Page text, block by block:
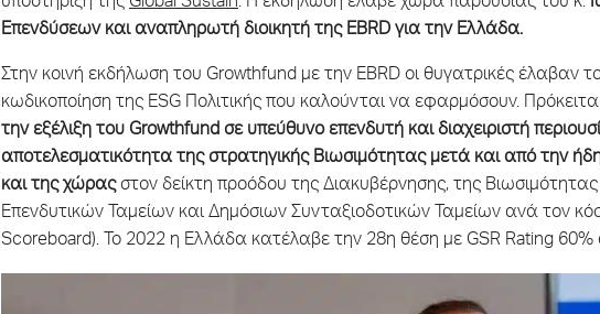
Επενδύσεων και αναπληρωτή διοικητή της EBRD για την Ελλάδα.
Στην κοινή εκδήλωση του Growthfund με την EBRD οι θυγατρικές έλαβαν
κωδικοποίηση της ESG Πολιτικής που καλούνται να εφαρμόσουν.
την εξέλιξη του Growthfund σε υπεύθυνο επενδυτή και διαχειριστή
αποτελεσματικότητα της στρατηγικής Βιωσιμότητας μετά και από την
και της χώραςστον δείκτη προόδου της Διακυβέρνησης, της
Επενδυτικών Ταμείων και Δημόσιων Συνταξιοδοτικών Ταμείων ανά τον
Scoreboard). Το 2022 η Ελλάδα κατέλαβε την 28η θέση με GSR Rating